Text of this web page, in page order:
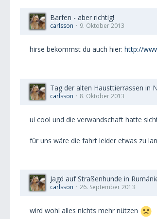
Barfen - aber richtig!
carlsson 9. Oktober 2013
hirse bekommst du auch hier: http://
Tag der alten Hausttierrassen in
carlsson 8. Oktober 2013
ui cool und die verwandschaft hatte
für uns wäre die fahrt leider etwas zu
Jagd auf Straßenhunde in
carlsson 26. September 2013
wird wohl alles nichts mehr nützen